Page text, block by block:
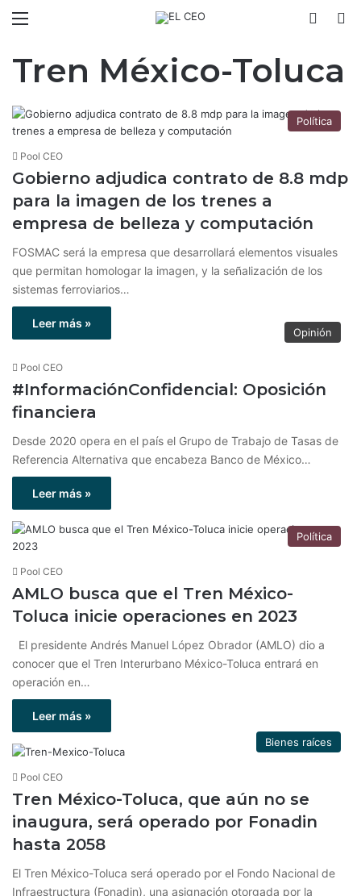
Tren México-Toluca
Política
Pool CEO
Gobierno adjudica contrato de 8.8 mdp
para la imagen de los trenes a
empresa de belleza y computación
FOSMAC será la empresa que desarrollará elementos visuales
que permitan homologar la imagen, y la señalización de los
sistemas ferroviarios…
Leer más »
Opinión
Pool CEO
#InformaciónConfidencial: Oposición
financiera
Desde 2020 opera en el país el Grupo de Trabajo de Tasas de
Referencia Alternativa que encabeza Banco de México…
Leer más »
Política
Pool CEO
AMLO busca que el Tren México-
Toluca inicie operaciones en 2023
El presidente Andrés Manuel López Obrador (AMLO) dio a
conocer que el Tren Interurbano México-Toluca entrará en
operación en…
Leer más »
Bienes raíces
Pool CEO
Tren México-Toluca, que aún no se
inaugura, será operado por Fonadin
hasta 2058
El Tren México-Toluca será operado por el Fondo Nacional de
Infraestructura (Fonadin), una asignación otorgada por la